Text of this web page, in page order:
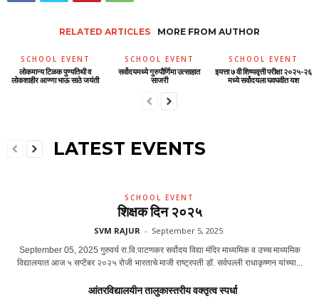
RELATED ARTICLES MORE FROM AUTHOR
SCHOOL EVENT
लोकमान्य टिळक पुण्यतिथी व
लोकशाहीर आण्णा भाऊ साठे जयंती
SCHOOL EVENT
सर्वोदयमध्ये गुरुपौर्णिमा उत्साहात
साजरी
SCHOOL EVENT
इयत्ता ७ वी शिष्यवृत्ती परीक्षा २०२५-२६
मध्ये सर्वोदयला घवघवीत यश
LATEST EVENTS
SCHOOL EVENT
शिक्षक दिन २०२५
SVM RAJUR - September 5, 2025
September 05, 2025 गुरुवर्य रा.वि.पाटणकर सर्वोदय विद्या मंदिर माध्यमिक व उच्च माध्यमिक
विद्यालयात आज ५ सप्टेंबर २०२५ रोजी भारताचे माजी राष्ट्रपती डॉ. सर्वपल्ली राधाकृष्णन यांच्या...
आंतरविद्यालयीन तालुकास्तरीय वक्तृत्व स्पर्धा